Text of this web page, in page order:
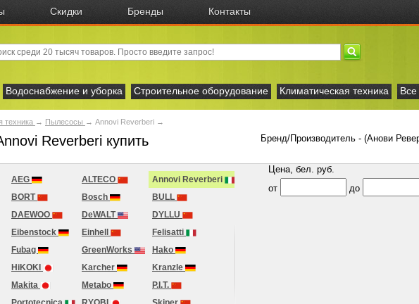
Скидки Бренды Контакты
Водоснабжение и уборка Строительное оборудование Климатическая техника Все
техника → Пылесосы → Annovi Reverberi →
Reverberi купить Бренд/Производитель - (Анови
AEG ALTECO
Annovi Reverberi
BORT Bosch
BULL
DAEWOO DeWALT
DYLLU
Eibenstock Einhell
Felisatti
Fubag GreenWorks
Hako
HiKOKI Karcher
Kranzle
Makita Metabo
P.I.T.
Цена, бел. руб.
от
до